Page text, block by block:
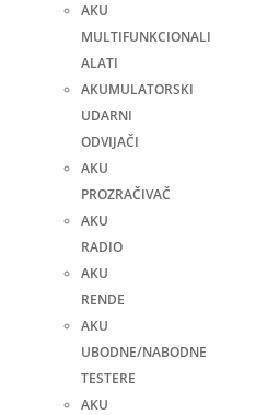
AKU
MULTIFUNKCIONALI
ALATI
AKUMULATORSKI
UDARNI
ODVIJAČI
AKU
PROZRAČIVAČ
AKU
RADIO
AKU
RENDE
AKU
UBODNE/NABODNE
TESTERE
AKU